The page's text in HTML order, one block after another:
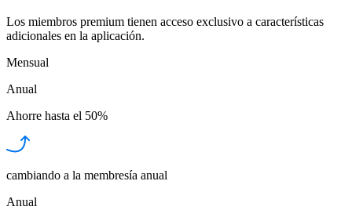
Los miembros premium tienen acceso exclusivo a características
adicionales en la aplicación.
Mensual
Anual
Ahorre hasta el 50%
cambiando a la membresía anual
Anual